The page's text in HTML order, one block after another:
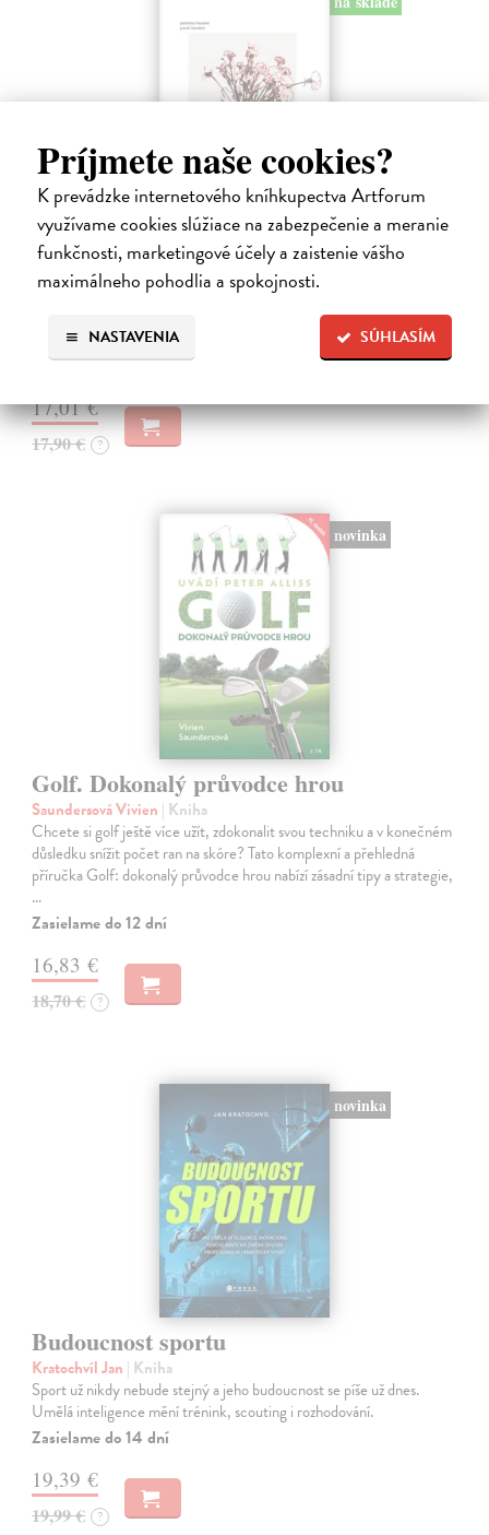
Príjmete naše cookies?
K prevádzke internetového kníhkupectva Artforum
využívame cookies slúžiace na zabezpečenie a meranie
funkčnosti, marketingové účely a zaistenie vášho
maximálneho pohodlia a spokojnosti.
SÚHLASÍM
NASTAVENIA
Moderná sebaobrana
Houdek Jasmína, Houdek Pavel
| Kniha
Stretli ste sa niekedy so sexuálnym obťažovaním? Čelili ste
sexistickým vtipom alebo nevhodným narážkam svojho šéfa?
Na sklade
17,01 €
17,90 € ?
novinka
Golf. Dokonalý průvodce hrou
Saundersová Vivien | Kniha
Chcete si golf ještě více užít, zdokonalit svou techniku a v konečném
důsledku snížit počet ran na skóre? Tato komplexní a přehledná
příručka Golf: dokonalý průvodce hrou nabízí zásadní tipy a strategie,
…
Zasielame do 12 dní
16,83 €
18,70 € ?
novinka
Budoucnost sportu
Kratochvíl Jan | Kniha
Sport už nikdy nebude stejný a jeho budoucnost se píše už dnes.
Umělá inteligence mění trénink, scouting i rozhodování.
Zasielame do 14 dní
19,39 €
19,99 € ?